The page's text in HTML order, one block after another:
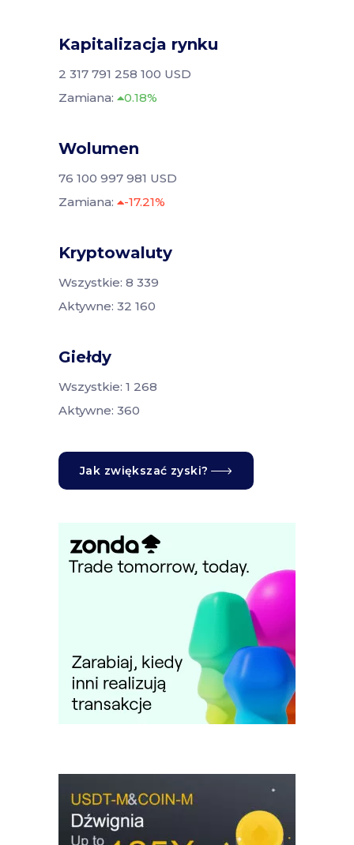
Kapitalizacja rynku
2 317 791 258 100 USD
Zamiana:
0.18%
Wolumen
76 100 997 981 USD
Zamiana:
-17.21%
Kryptowaluty
Wszystkie: 8 339
Aktywne: 32 160
Giełdy
Wszystkie: 1 268
Aktywne: 360
Jak zwiększać zyski?